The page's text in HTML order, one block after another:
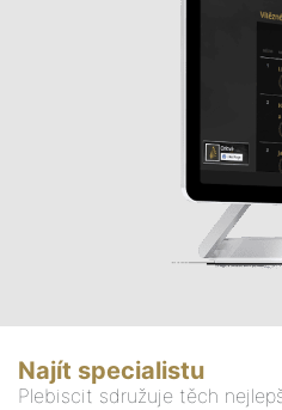
Najít specialistu
Plebiscit sdružuje těch